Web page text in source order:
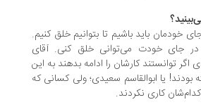
باید باشیم تا بتوانیم خلق کنیم.
خودت می‌توانی خلق کنی. آقای
کارشان را ادامه بدهند به این
یا ابوالقاسم سعیدی؛ ولی کسانی که
کاری نکردند.